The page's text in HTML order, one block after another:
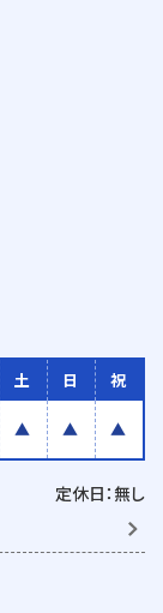
土 日 祝
▲ ▲ ▲
定休日：無し